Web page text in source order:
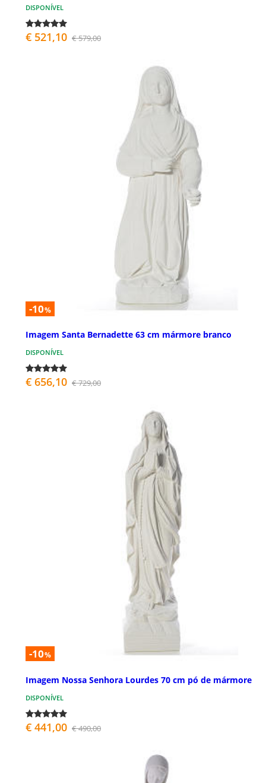
DISPONÍVEL
€ 521,10 € 579,00
-10%
Imagem Santa Bernadette 63 cm mármore branco
DISPONÍVEL
€ 656,10 € 729,00
-10%
Imagem Nossa Senhora Lourdes 70 cm pó de mármore
DISPONÍVEL
€ 441,00 € 490,00